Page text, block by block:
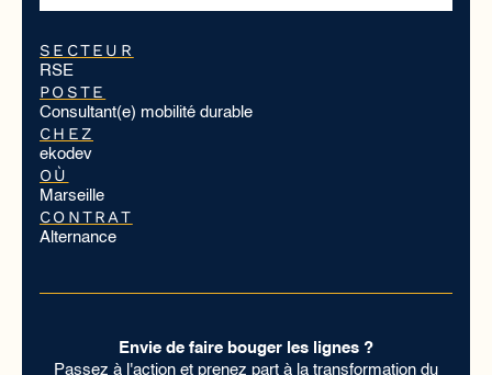
SECTEUR
RSE
POSTE
Consultant(e) mobilité durable
CHEZ
ekodev
OÙ
Marseille
CONTRAT
Alternance
Envie de faire bouger les lignes ?
Passez à l'action et prenez part à la transformation du